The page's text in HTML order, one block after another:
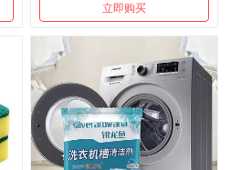
立即购买